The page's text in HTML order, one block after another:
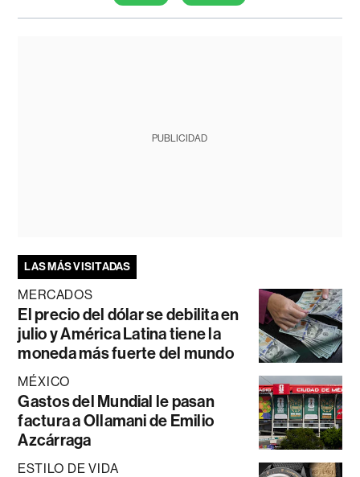
PUBLICIDAD
LAS MÁS VISITADAS
MERCADOS
El precio del dólar se debilita en
julio y América Latina tiene la
moneda más fuerte del mundo
MÉXICO
Gastos del Mundial le pasan
factura a Ollamani de Emilio
Azcárraga
ESTILO DE VIDA